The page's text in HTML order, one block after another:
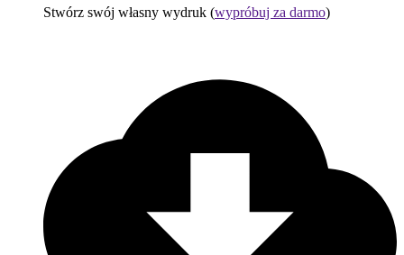
Stwórz swój własny wydruk (wypróbuj za darmo)